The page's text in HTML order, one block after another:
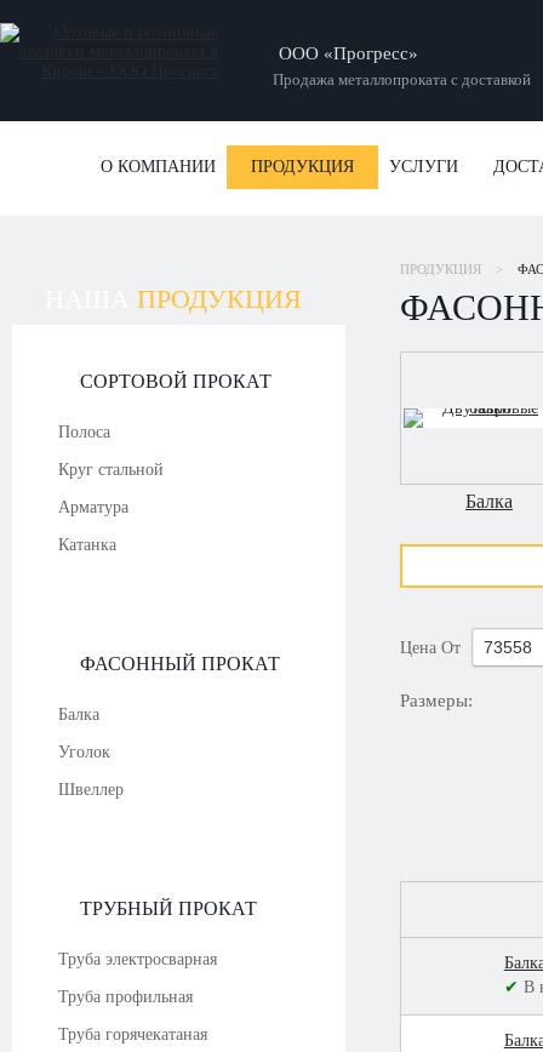
ООО «Прогресс»
Продажа металлопроката с доставкой
О КОМПАНИИ ПРОДУКЦИЯ УСЛУГИ
ПРОДУКЦИЯ
СОРТОВОЙ ПРОКАТ
Полоса
Круг стальной
Арматура
Катанка
ФАСОННЫЙ ПРОКАТ
Балка
Уголок
Швеллер
ТРУБНЫЙ ПРОКАТ
Труба электросварная
Труба профильная
Труба горячекатаная
ПРОДУКЦИЯ >
Балка
Цена От
Размеры:
✔ В